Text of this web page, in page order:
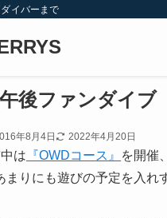
イバーまで
後ファンダイブ
年8月4日 2022年4月20日
は 『OWDコース』
を開催
まりにも遊びの予定を入れ